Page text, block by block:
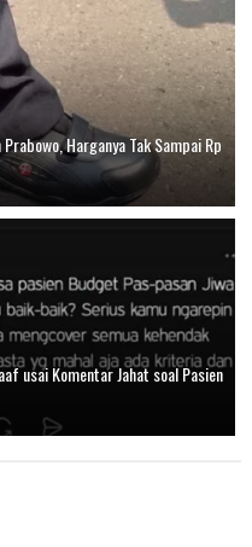
Harganya Tak Sampai Rp
usai Komentar Jahat soal Pasien